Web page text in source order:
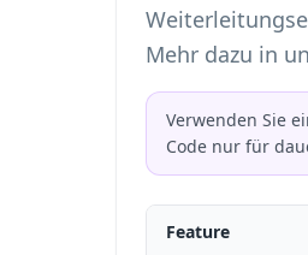
Mehr dazu in
Verwenden Sie
Code nur für
Feature